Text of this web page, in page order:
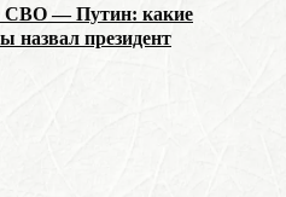
СВО — Путин: какие
назвал президент